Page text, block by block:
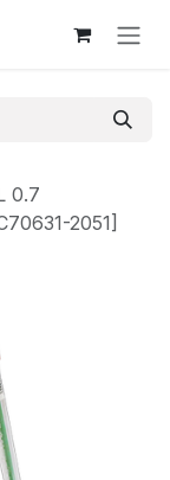
0.7
2051]